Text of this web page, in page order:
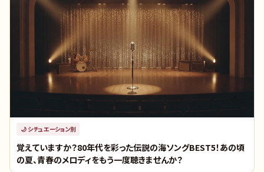
🌙 シチュエーション別
覚えていますか？80年代を彩った伝説の海ソングBEST5！あの頃
の夏、青春のメロディをもう一度聴きませんか？